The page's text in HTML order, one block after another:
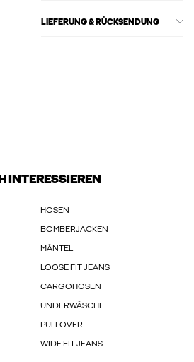
LIEFERUNG & RÜCKSENDUNG
INTERESSIEREN
HOSEN
BOMBERJACKEN
MÄNTEL
LOOSE FIT JEANS
CARGOHOSEN
UNDERWÄSCHE
PULLOVER
WIDE FIT JEANS